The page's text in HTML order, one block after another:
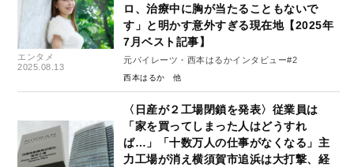
エンタメ
2025.08.13
ロ、治療中に胸が当たることもないで
す」と明かす意外すぎる現在地【2025年
7月ベスト記事】
元パイレーツ・西本はるかインタビュー#2
西本はるか
〈日産が２工場閉鎖を発表〉従業員は
「家を買ってしまった人はどうすれ
ば…」「十数万人の仕事がなくなる」主
力工場が消え横須賀市追浜は大打撃、経